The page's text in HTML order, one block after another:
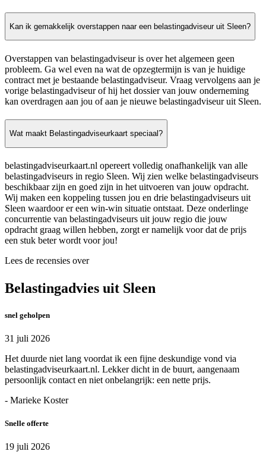
Kan ik gemakkelijk overstappen naar een belastingadviseur uit Sleen?
Overstappen van belastingadviseur is over het algemeen geen
probleem. Ga wel even na wat de opzegtermijn is van je huidige
contract met je bestaande belastingadviseur. Vraag vervolgens aan je
vorige belastingadviseur of hij het dossier van jouw onderneming
kan overdragen aan jou of aan je nieuwe belastingadviseur uit Sleen.
Wat maakt Belastingadviseurkaart speciaal?
belastingadviseurkaart.nl opereert volledig onafhankelijk van alle
belastingadviseurs in regio Sleen. Wij zien welke belastingadviseurs
beschikbaar zijn en goed zijn in het uitvoeren van jouw opdracht.
Wij maken een koppeling tussen jou en drie belastingadviseurs uit
Sleen waardoor er een win-win situatie ontstaat. Deze onderlinge
concurrentie van belastingadviseurs uit jouw regio die jouw
opdracht graag willen hebben, zorgt er namelijk voor dat de prijs
een stuk beter wordt voor jou!
Lees de recensies over
Belastingadvies uit Sleen
snel geholpen
31 juli 2026
Het duurde niet lang voordat ik een fijne deskundige vond via
belastingadviseurkaart.nl. Lekker dicht in de buurt, aangenaam
persoonlijk contact en niet onbelangrijk: een nette prijs.
- Marieke Koster
Snelle offerte
19 juli 2026